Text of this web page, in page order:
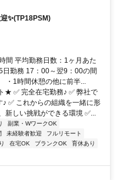
✨(TP18PSM)
間 平均勤務日数：1ヶ月あた
勤務 17：00～翌9：00の間
・1時間休憩の他に前半...
✅ 完全在宅勤務♪ ✅ 弊社で
✅ これからの組織を一緒に形
新しい挑戦ができる環境 ✅...
副業・WワークOK
未経験者歓迎
フルリモート
在宅OK ブランクOK
育休あり